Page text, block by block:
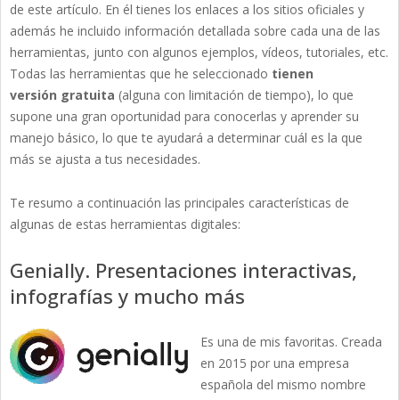
de este artículo. En él tienes los enlaces a los sitios oficiales y
además he incluido información detallada sobre cada una de las
herramientas, junto con algunos ejemplos, vídeos, tutoriales, etc.
Todas las herramientas que he seleccionado tienen
versión gratuita (alguna con limitación de tiempo), lo que
supone una gran oportunidad para conocerlas y aprender su
manejo básico, lo que te ayudará a determinar cuál es la que
más se ajusta a tus necesidades.
Te resumo a continuación las principales características de
algunas de estas herramientas digitales:
Genially. Presentaciones interactivas,
infografías y mucho más
Es una de mis favoritas. Creada
en 2015 por una empresa
española del mismo nombre